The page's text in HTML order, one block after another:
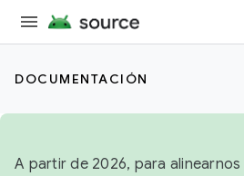
DOCUMENTACIÓN
A partir de 2026, para